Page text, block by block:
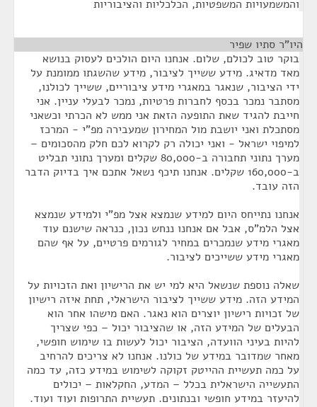
והמשמעויות המשפטיות, הכלכליות והציבוריות
היו"ר סתיו שפיר
בוקר טוב לכולם, שלום. אנחנו היום הולכים לעסוק בנושא
מאד מדאיג. מידע ששייך לציבור, מידע שהשגתו ממומנת על
ידי הציבור, שנאגר במאגרי מידע ציבוריים, ששייך לכולנו,
מסתבר נמכר בכסף לחברות פרטיות, נמכר לבעלי עניין. אני
חייבת להגיד שאת התופעה הזאת אני ממש לא הכרתי וכשאני
מסתכלת ואני יושבת מול המחירון שמעבירה מפ"י - המרכז
למיפוי ישראל - ואני יכולה רק לקרוא לכם חלק מהסכומים –
מערך נתוני תחבורה ב-80,000 שקלים ומערך נתוני תבליט
ב-160,000 שקלים. אנחנו תיכף נשאל אתכם איך בדיוק הדבר
הזה עובד.
אנחנו נתייחס היום למידע שנמצא אצל מפ"י ולמידע שנמצא
אצל הלמ"ס, אבל אם אנחנו ננחש נכון, כנראה שישנם עוד
מאגרי מידע שנמכרים במחיר לגורמים פרטיים, על אף שהם
מאגרי מידע ששייכים לציבור.
שאלה נוספת שנשאל היא למי יש את הרישיון ואת הזכויות על
המידע הזה. מידע ששייך לציבור הישראלי, תחת איזה רישיון
של זכויות רישיון יוצרים הוא נאגר. האם מישהו אחר הוא
הבעלים של המידע הזה, או שהציבור יכול – כפי שצריך
להיות בעיני הוועדה, הציבור יכול לעשות בו שימוש חופשי,
מאחר שמדובר במידע של כולנו. אנחנו לא צריכים להרחיב
על כמה תעשיית ההייטק זקוקה לשימוש במידע כזה, עד כמה
התעשייה הישראלית בכלל – המדע, החקלאות – יכולים
להיעזר במידע חופשי ובנתונים. תעשיית התרופות ועוד ועוד.